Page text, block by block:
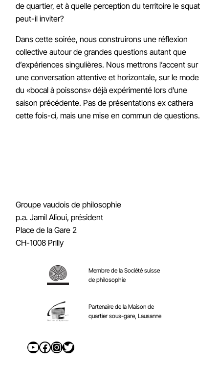
de quartier, et à quelle perception du territoire le squat
peut-il inviter?
Dans cette soirée, nous construirons une réflexion
collective autour de grandes questions autant que
d’expériences singulières. Nous mettrons l’accent sur
une conversation attentive et horizontale, sur le mode
du «bocal à poissons» déjà expérimenté lors d’une
saison précédente. Pas de présentations ex cathera
cette fois-ci, mais une mise en commun de questions.
Groupe vaudois de philosophie
p.a. Jamil Alioui, président
Place de la Gare 2
CH-1008 Prilly
Membre de la Société suisse
de philosophie
Partenaire de la Maison de
quartier sous-gare, Lausanne
YouTube
Facebook
Instagram
Twitter